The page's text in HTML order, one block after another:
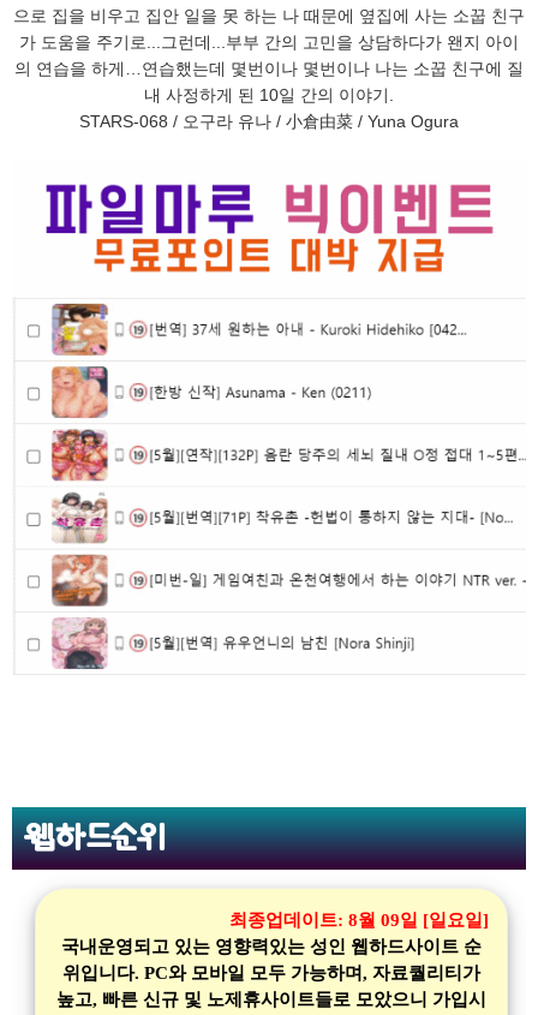
으로 집을 비우고 집안 일을 못 하는 나 때문에 옆집에 사는 소꿉 친구
가 도움을 주기로...그런데...부부 간의 고민을 상담하다가 왠지 아이
의 연습을 하게…연습했는데 몇번이나 몇번이나 나는 소꿉 친구에 질
내 사정하게 된 10일 간의 이야기.
STARS-068 / 오구라 유나 / 小倉由菜 / Yuna Ogura
웹하드순위
최종업데이트: 8월 09일 [일요일]
국내운영되고 있는 영향력있는 성인 웹하드사이트 순
위입니다. PC와 모바일 모두 가능하며, 자료퀄리티가
높고, 빠른 신규 및 노제휴사이트들로 모았으니 가입시